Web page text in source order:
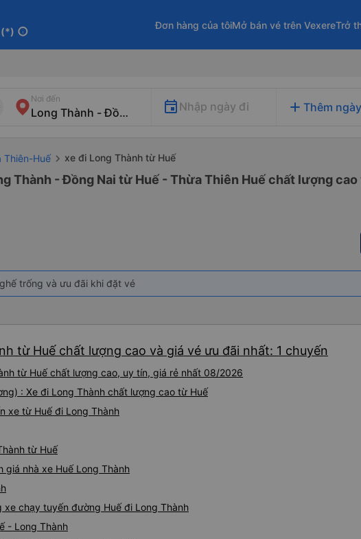
(*) info
Đơn hàng của tôiMở bán vé trên VexereTrở
Nơi đến
Nhập ngày đi add Thêm
Thiên-Huế xe đi Long Thành từ Huế
Thành - Đồng Nai từ Huế - Thừa Thiên Huế chất lượng
trống và ưu đãi khi đặt vé
từ Huế chất lượng cao và giá vé ưu đãi nhất: 1 chuyến
từ Huế chất lượng cao, uy tín, giá rẻ nhất 08/2026
: Xe đi Long Thành chất lượng cao từ Huế
xe từ Huế đi Long Thành
từ Huế
giá nhà xe Huế Long Thành
xe chạy tuyến đường Huế đi Long Thành
- Long Thành